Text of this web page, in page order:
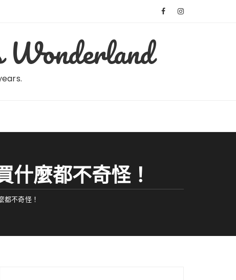
Wonderland
什麼都不奇怪！
都不奇怪！